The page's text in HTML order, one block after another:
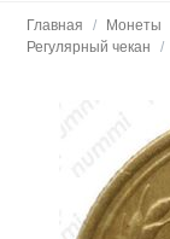
Главная / Монеты
Регулярный чекан
/